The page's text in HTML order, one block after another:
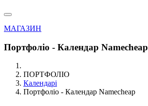
МАГАЗИН
Портфоліо - Календар Namecheap
ПОРТФОЛІО
Календарі
Портфоліо - Календар Namecheap